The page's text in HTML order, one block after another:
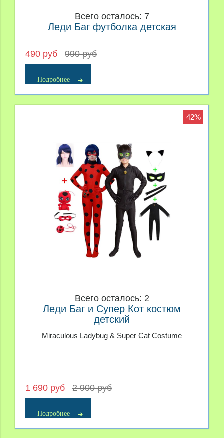
Всего осталось: 7
Леди Баг футболка детская
490 руб 990 руб
Подробнее
42%
Всего осталось: 2
Леди Баг и Супер Кот костюм
детский
Miraculous Ladybug & Super Cat Costume
1 690 руб 2 900 руб
Подробнее